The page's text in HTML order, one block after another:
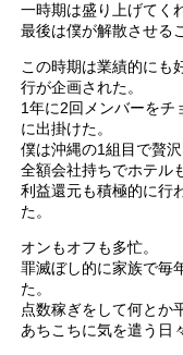
一時期は盛り上げてく
最後は僕が解散させる
この時期は業績的にも
行が企画された。
1年に2回メンバーをチ
に出掛けた。
僕は沖縄の1組目で贅
全額会社持ちでホテル
利益還元も積極的に行
た。
オンもオフも多忙。
罪滅ぼし的に家族で毎
た。
点数稼ぎをして何とか
あちこちに気を遣う日